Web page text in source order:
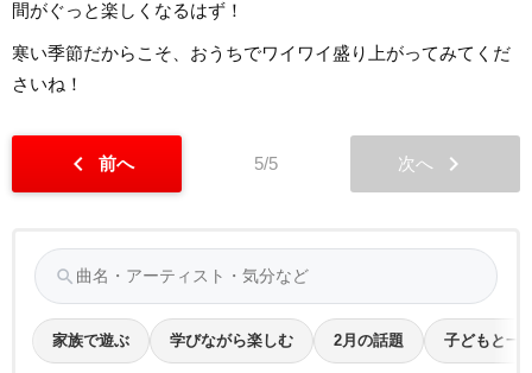
間がぐっと楽しくなるはず！
寒い季節だからこそ、おうちでワイワイ盛り上がってみてくだ
さいね！
chevron_left 前へ 5/5 次へ chevron_right
search
家族で遊ぶ 学びながら楽しむ 2月の話題 子どもと一